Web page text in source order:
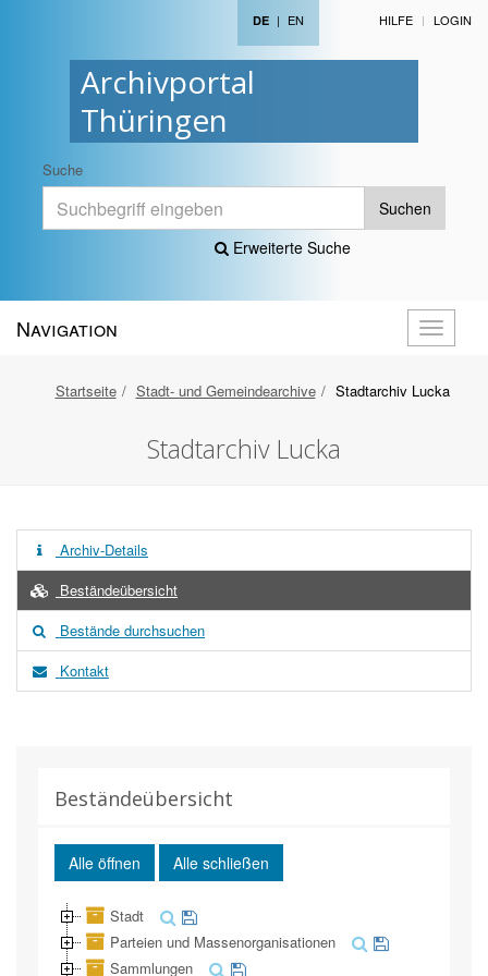
Archivportal
Thüringen
DE | EN HILFE LOGIN
Suche
Suchen
Erweiterte Suche
öffnen
Navigation
Startseite Stadt- und Gemeindearchive Stadtarchiv Lucka
Stadtarchiv Lucka
Archiv-Details
Beständeübersicht
Bestände durchsuchen
Kontakt
Beständeübersicht
Alle öffnen Alle schließen
Stadt
Parteien und Massenorganisationen
Sammlungen